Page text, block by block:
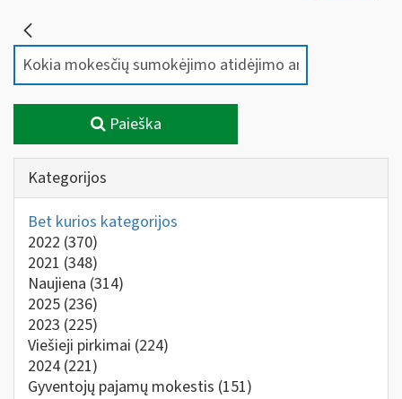
Paieška
Kategorijos
Bet kurios kategorijos
2022 (370)
2021 (348)
Naujiena (314)
2025 (236)
2023 (225)
Viešieji pirkimai (224)
2024 (221)
Gyventojų pajamų mokestis (151)